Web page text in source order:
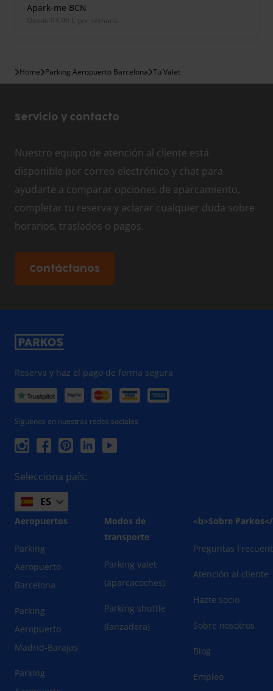
Apark-me BCN
desde 93,90 € por semana
Home Parking Aeropuerto Barcelona Tu Valet
Servicio y contacto
Nuestro equipo de atención al cliente está
disponible por correo electrónico y chat para
ayudarte a comparar opciones de aparcamiento,
completar tu reserva y aclarar cualquier duda sobre
horarios, traslados o pagos.
Contáctanos
Reserva y haz el pago de forma segura
Síguenos en nuestras redes sociales
Selecciona país:
ES
Aeropuertos
Parking
Aeropuerto
Barcelona
Parking
Aeropuerto
Madrid-Barajas
Parking
Modos de
transporte
Parking valet
(aparcacoches)
Parking shuttle
(lanzadera)
<b>Sobre
Preguntas
Atención al cliente
Hazte socio
Sobre nosotros
Blog
Empleo